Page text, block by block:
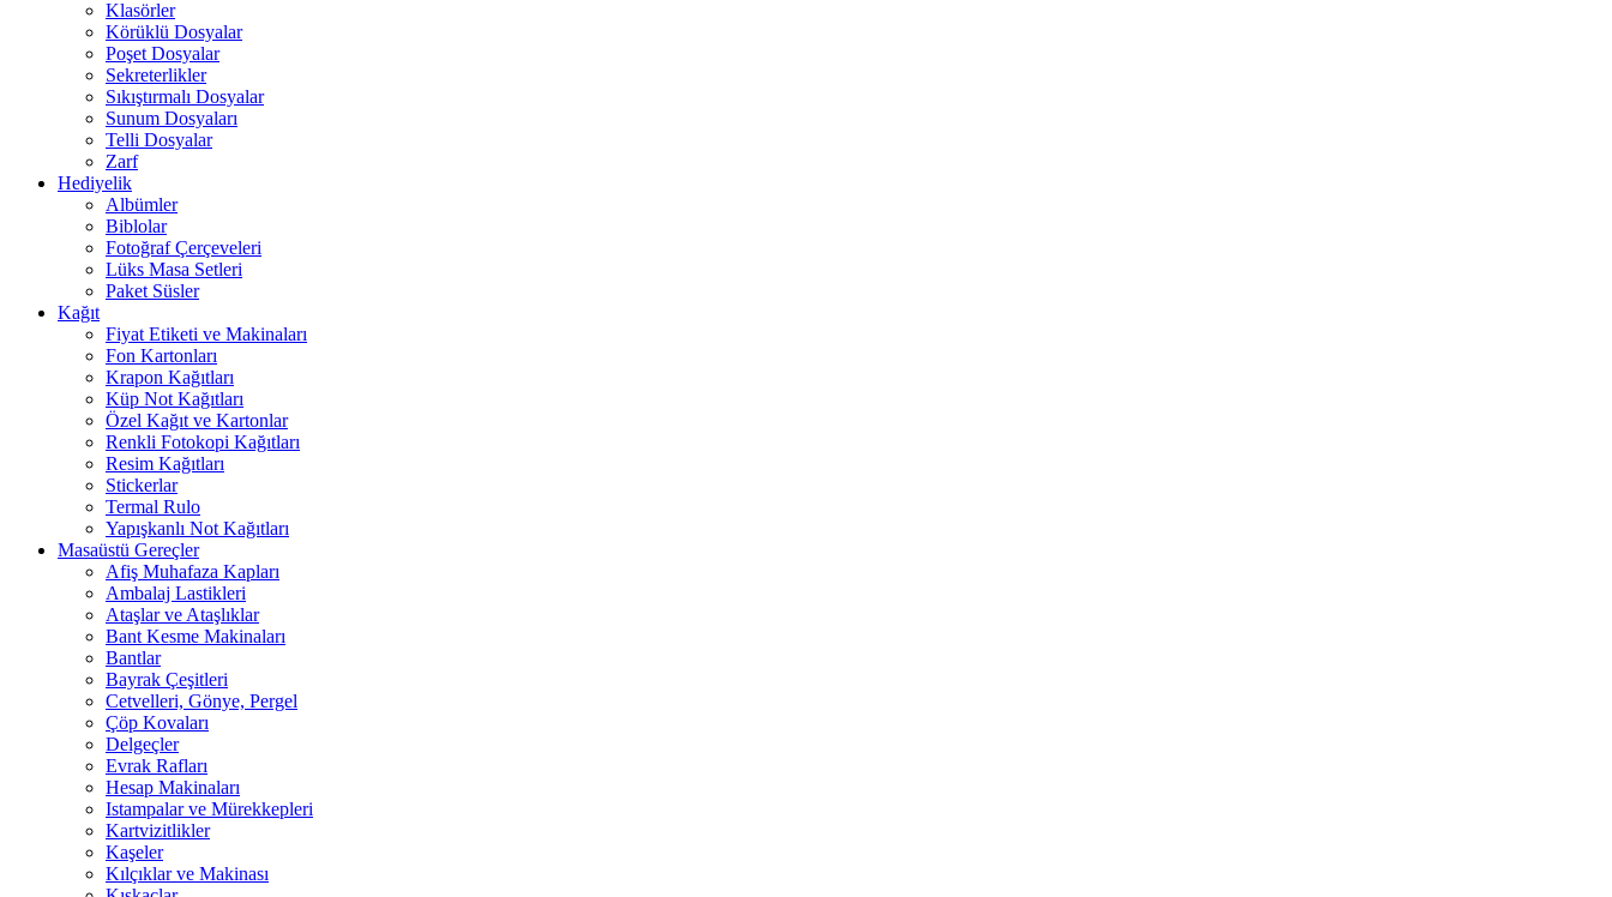
Klasörler
Körüklü Dosyalar
Poşet Dosyalar
Sekreterlikler
Sıkıştırmalı Dosyalar
Sunum Dosyaları
Telli Dosyalar
Zarf
Hediyelik
Albümler
Biblolar
Fotoğraf Çerçeveleri
Lüks Masa Setleri
Paket Süsler
Kağıt
Fiyat Etiketi ve Makinaları
Fon Kartonları
Krapon Kağıtları
Küp Not Kağıtları
Özel Kağıt ve Kartonlar
Renkli Fotokopi Kağıtları
Resim Kağıtları
Stickerlar
Termal Rulo
Yapışkanlı Not Kağıtları
Masaüstü Gereçler
Afiş Muhafaza Kapları
Ambalaj Lastikleri
Ataşlar ve Ataşlıklar
Bant Kesme Makinaları
Bantlar
Bayrak Çeşitleri
Cetvelleri, Gönye, Pergel
Çöp Kovaları
Delgeçler
Evrak Rafları
Hesap Makinaları
Istampalar ve Mürekkepleri
Kartvizitlikler
Kaşeler
Kılçıklar ve Makinası